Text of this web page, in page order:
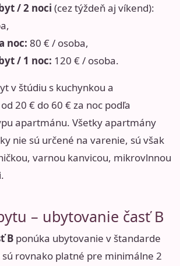
/ 2 noci (cez týždeň aj víkend):
noc: 80 € / osoba,
/ 1 noc: 120 € / osoba.
v štúdiu s kuchynkou a
20 € do 60 € za noc podľa
apartmánu. Všetky apartmány
nie sú určené na varenie, sú však
varnou kanvicou, mikrovlnnou
– ubytovanie časť B
B ponúka ubytovanie v štandarde
rovnako platné pre minimálne 2